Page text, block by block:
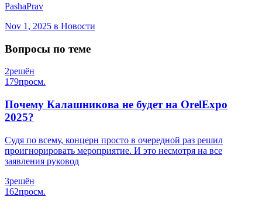
PashaPrav
Nov 1, 2025 в Новости
Вопросы по теме
2решён
179просм.
Почему Калашникова не будет на OrelExpo
2025?
Судя по всему, концерн просто в очередной раз решил
проигнорировать мероприятие. И это несмотря на все
заявления руковод
3решён
162просм.